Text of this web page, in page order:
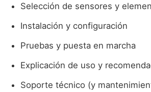
Selección de sensores y
Instalación y configuración
Pruebas y puesta en marcha
Explicación de uso y
Soporte técnico (y